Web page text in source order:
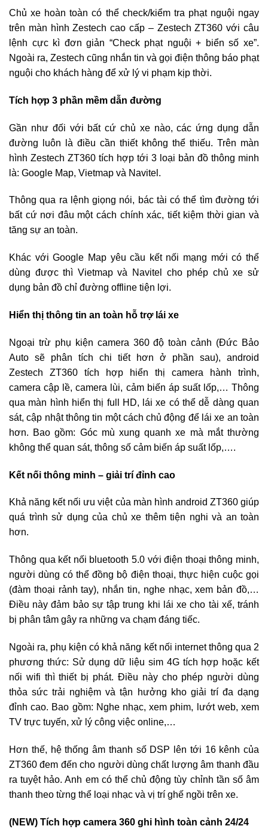
Chủ xe hoàn toàn có thể check/kiểm tra phạt nguội ngay
trên màn hình Zestech cao cấp – Zestech ZT360 với câu
lệnh cực kì đơn giản “Check phạt nguội + biển số xe”.
Ngoài ra, Zestech cũng nhắn tin và gọi điện thông báo phạt
nguội cho khách hàng để xử lý vi phạm kịp thời.
Tích hợp 3 phần mềm dẫn đường
Gần như đối với bất cứ chủ xe nào, các ứng dụng dẫn
đường luôn là điều cần thiết không thể thiếu. Trên màn
hình Zestech ZT360 tích hợp tới 3 loại bản đồ thông minh
là: Google Map, Vietmap và Navitel.
Thông qua ra lệnh giọng nói, bác tài có thể tìm đường tới
bất cứ nơi đâu một cách chính xác, tiết kiệm thời gian và
tăng sự an toàn.
Khác với Google Map yêu cầu kết nối mạng mới có thể
dùng được thì Vietmap và Navitel cho phép chủ xe sử
dụng bản đồ chỉ đường offline tiện lợi.
Hiển thị thông tin an toàn hỗ trợ lái xe
Ngoại trừ phụ kiện camera 360 độ toàn cảnh (Đức Bảo
Auto sẽ phân tích chi tiết hơn ở phần sau), android
Zestech ZT360 tích hợp hiển thị camera hành trình,
camera cập lề, camera lùi, cảm biến áp suất lốp,… Thông
qua màn hình hiển thị full HD, lái xe có thể dễ dàng quan
sát, cập nhật thông tin một cách chủ động để lái xe an toàn
hơn. Bao gồm: Góc mù xung quanh xe mà mắt thường
không thể quan sát, thông số cảm biến áp suất lốp,….
Kết nối thông minh – giải trí đỉnh cao
Khả năng kết nối ưu việt của màn hình android ZT360 giúp
quá trình sử dụng của chủ xe thêm tiện nghi và an toàn
hơn.
Thông qua kết nối bluetooth 5.0 với điện thoại thông minh,
người dùng có thể đồng bộ điện thoại, thực hiện cuộc gọi
(đàm thoại rảnh tay), nhắn tin, nghe nhạc, xem bản đồ,…
Điều này đảm bảo sự tập trung khi lái xe cho tài xế, tránh
bị phân tâm gây ra những va chạm đáng tiếc.
Ngoài ra, phụ kiện có khả năng kết nối internet thông qua 2
phương thức: Sử dụng dữ liệu sim 4G tích hợp hoặc kết
nối wifi thì thiết bị phát. Điều này cho phép người dùng
thỏa sức trải nghiệm và tận hưởng kho giải trí đa dạng
đỉnh cao. Bao gồm: Nghe nhạc, xem phim, lướt web, xem
TV trực tuyến, xử lý công việc online,…
Hơn thế, hệ thống âm thanh số DSP lên tới 16 kênh của
ZT360 đem đến cho người dùng chất lượng âm thanh đầu
ra tuyệt hảo. Anh em có thể chủ động tùy chỉnh tần số âm
thanh theo từng thể loại nhạc và vị trí ghế ngồi trên xe.
(NEW) Tích hợp camera 360 ghi hình toàn cảnh 24/24